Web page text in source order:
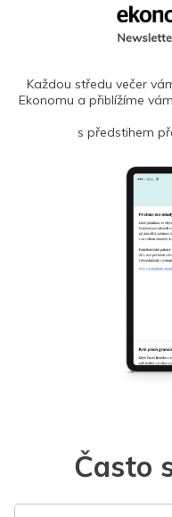
Každou středu večer
Ekonomu a přiblížíme
s předstihem
Často